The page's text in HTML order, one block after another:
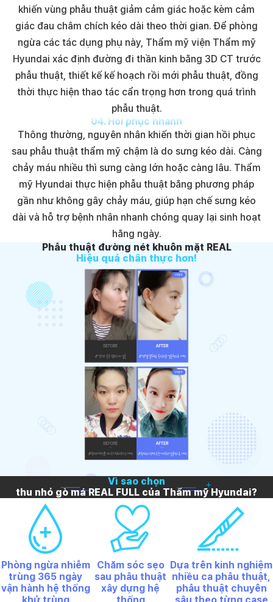
khiến vùng phẫu thuật giảm cảm giác hoặc kèm cảm
giác đau châm chích kéo dài theo thời gian. Để phòng
ngừa các tác dụng phụ này, Thẩm mỹ viện Thẩm mỹ
Hyundai xác định đường đi thần kinh bằng 3D CT trước
phẫu thuật, thiết kế kế hoạch rồi mới phẫu thuật, đồng
thời thực hiện thao tác cẩn trọng hơn trong quá trình
phẫu thuật.
04. Hồi phục nhanh
Thông thường, nguyên nhân khiến thời gian hồi phục
sau phẫu thuật thẩm mỹ chậm là do sưng kéo dài. Càng
chảy máu nhiều thì sưng càng lớn hoặc càng lâu. Thẩm
mỹ Hyundai thực hiện phẫu thuật bằng phương pháp
gần như không gây chảy máu, giúp hạn chế sưng kéo
dài và hỗ trợ bệnh nhân nhanh chóng quay lại sinh hoạt
hằng ngày.
Phẫu thuật đường nét khuôn mặt REAL
Hiệu quả chân thực hơn!
Vì sao chọn
thu nhỏ gò má REAL FULL của Thẩm mỹ Hyundai?
Phòng ngừa nhiễm
trùng 365 ngày
vận hành hệ thống
Chăm sóc sẹo
sau phẫu thuật
xây dựng hệ
Dựa trên kinh nghiệm
nhiều ca phẫu thuật,
phẫu thuật chuyên